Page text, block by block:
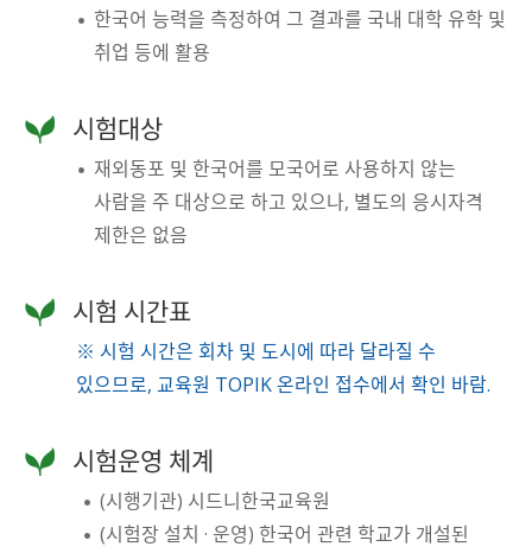
한국어 능력을 측정하여 그 결과를 국내 대학 유학 및
취업 등에 활용
시험대상
재외동포 및 한국어를 모국어로 사용하지 않는
사람을 주 대상으로 하고 있으나, 별도의 응시자격
제한은 없음
시험 시간표
※ 시험 시간은 회차 및 도시에 따라 달라질 수
있으므로, 교육원 TOPIK 온라인 접수에서 확인 바람.
시험운영 체계
(시행기관) 시드니한국교육원
(시험장 설치 · 운영) 한국어 관련 학교가 개설된